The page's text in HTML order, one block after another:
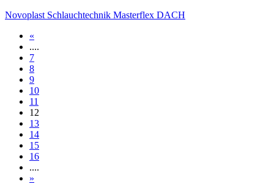
Novoplast Schlauchtechnik Masterflex DACH
«
....
7
8
9
10
11
12
13
14
15
16
....
»